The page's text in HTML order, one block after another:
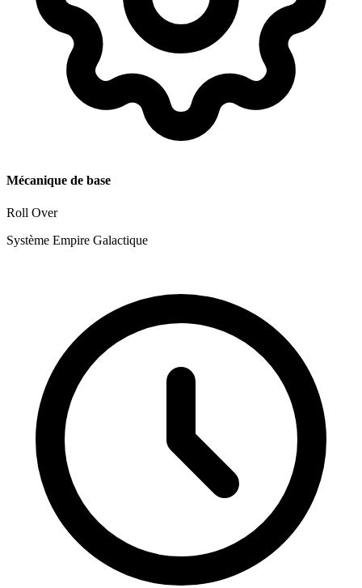
Mécanique de base
Roll Over
Système Empire Galactique